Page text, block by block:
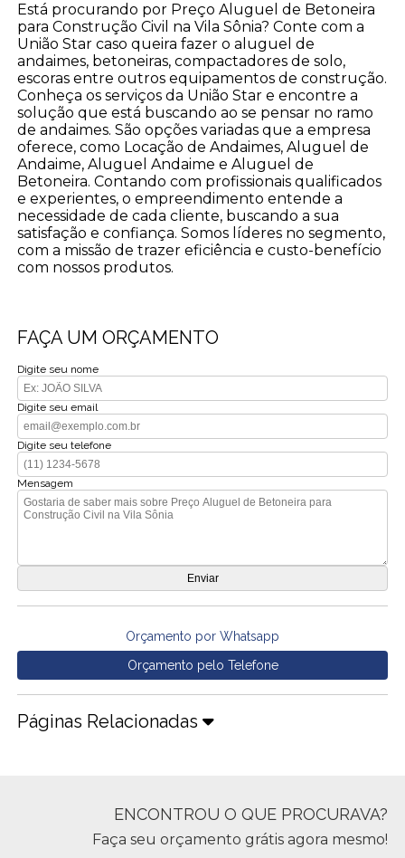
Está procurando por Preço Aluguel de Betoneira
para Construção Civil na Vila Sônia? Conte com a
União Star caso queira fazer o aluguel de
andaimes, betoneiras, compactadores de solo,
escoras entre outros equipamentos de construção.
Conheça os serviços da União Star e encontre a
solução que está buscando ao se pensar no ramo
de andaimes. São opções variadas que a empresa
oferece, como Locação de Andaimes, Aluguel de
Andaime, Aluguel Andaime e Aluguel de
Betoneira. Contando com profissionais qualificados
e experientes, o empreendimento entende a
necessidade de cada cliente, buscando a sua
satisfação e confiança. Somos líderes no segmento,
com a missão de trazer eficiência e custo-benefício
com nossos produtos.
FAÇA UM ORÇAMENTO
Digite seu nome
Digite seu email
Digite seu telefone
Mensagem
Orçamento por Whatsapp
Orçamento pelo Telefone
Páginas Relacionadas
ENCONTROU O QUE PROCURAVA?
Faça seu orçamento grátis agora mesmo!